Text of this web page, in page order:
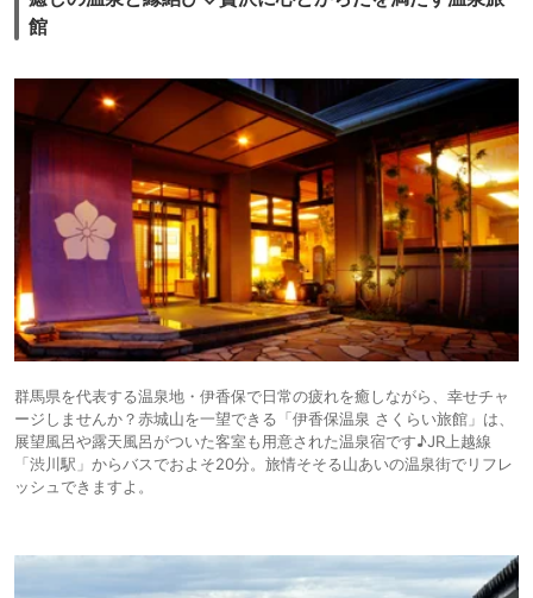
館
群馬県を代表する温泉地・伊香保で日常の疲れを癒しながら、幸せチャ
ージしませんか？赤城山を一望できる「伊香保温泉 さくらい旅館」は、
展望風呂や露天風呂がついた客室も用意された温泉宿です♪JR上越線
「渋川駅」からバスでおよそ20分。旅情そそる山あいの温泉街でリフレ
ッシュできますよ。